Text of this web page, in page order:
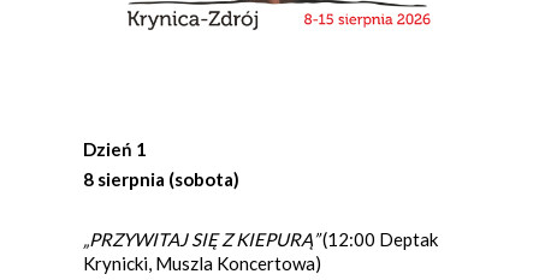
Dzień 1
8 sierpnia (sobota)
„PRZYWITAJ SIĘ Z KIEPURĄ”(12:00 Deptak
Krynicki, Muszla Koncertowa)